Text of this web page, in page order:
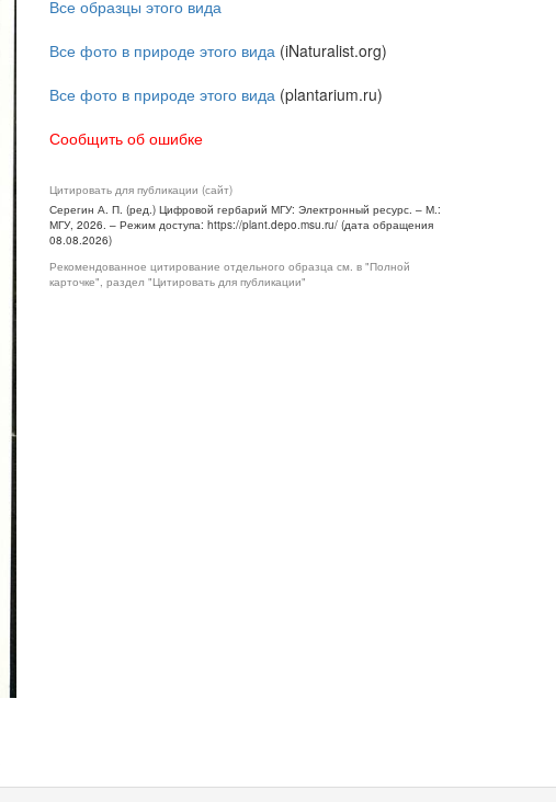
Все образцы этого вида
Все фото в природе этого вида (iNaturalist.org)
Все фото в природе этого вида (plantarium.ru)
Сообщить об ошибке
Цитировать для публикации (сайт)
Серегин А. П. (ред.) Цифровой гербарий МГУ: Электронный ресурс. – М.:
МГУ, 2026. – Режим доступа: https://plant.depo.msu.ru/ (дата обращения
08.08.2026)
Рекомендованное цитирование отдельного образца см. в "Полной
карточке", раздел "Цитировать для публикации"